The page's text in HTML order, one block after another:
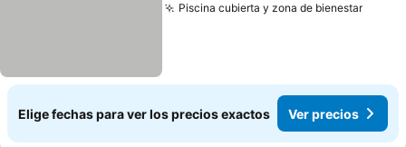
Piscina cubierta y zona de bienestar
Elige fechas para ver los precios exactos Ver precios